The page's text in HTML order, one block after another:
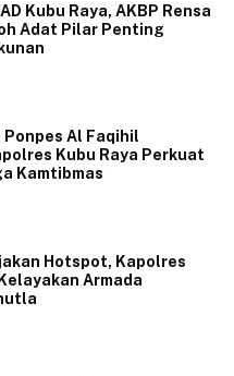
Kubu Raya, AKBP Rensa
Adat Pilar Penting
Al Faqihil
Kubu Raya Perkuat
Kamtibmas
Hotspot, Kapolres
Armada